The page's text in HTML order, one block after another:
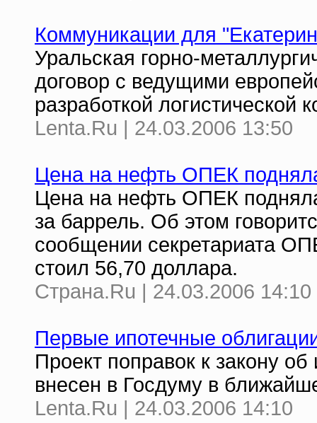
Коммуникации для
Уральская горно-
договор с ведущими
разработкой логистической
Lenta.Ru | 24.03.2006 13:50
Цена на нефть ОПЕК
Цена на нефть ОПЕК
за баррель. Об этом
сообщении секретариата
стоил 56,70 доллара.
Страна.Ru | 24.03.2006 14:10
Первые ипотечные
Проект поправок к закону
внесен в Госдуму в
Lenta.Ru | 24.03.2006 14:10